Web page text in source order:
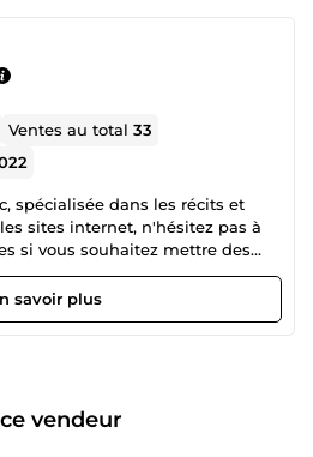
Ventes au total33
spécialisée dans les récits et
sites internet, n'hésitez pas à
si vous souhaitez mettre des
savoir plus
vendeur